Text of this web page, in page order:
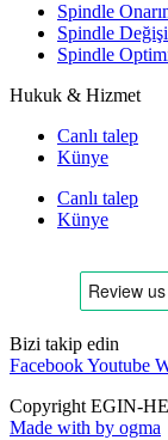
Spindle
Spindle
Spindle
Hukuk & Hizmet
Canlı talep
Künye
Canlı talep
Künye
Bizi takip edin
FacebookYoutube
Copyright EGIN-
Made with by ogma